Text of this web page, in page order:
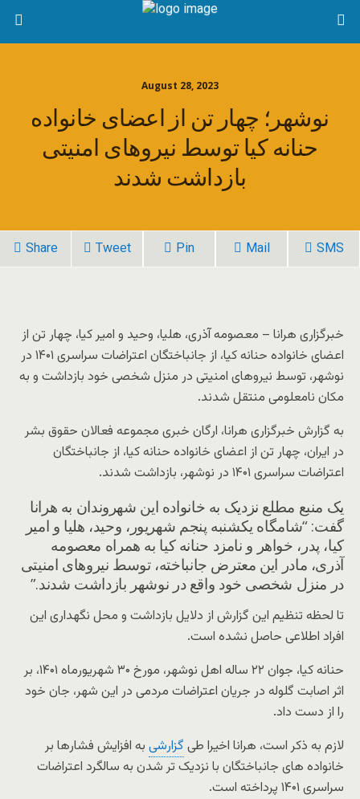
August 28, 2023
نوشهر؛ چهار تن از اعضای خانواده
حنانه کیا توسط نیروهای امنیتی
بازداشت شدند
Share Tweet Pin Mail SMS
خبرگزاری هرانا – معصومه آذری، هلیا، وحید و امیر کیا، چهار تن از
اعضای خانواده حنانه کیا، از جانباختگان اعتراضات سراسری ۱۴۰۱ در
نوشهر، توسط نیروهای امنیتی در منزل شخصی خود بازداشت و به
مکان نامعلومی منتقل شدند.
به گزارش خبرگزاری هرانا، ارگان خبری مجموعه فعالان حقوق بشر
در ایران، چهار تن از اعضای خانواده حنانه کیا، از جانباختگان
اعتراضات سراسری ۱۴۰۱ در نوشهر، بازداشت شدند.
یک منبع مطلع نزدیک به خانواده این شهروندان به هرانا
گفت: “شامگاه یکشنبه پنجم شهریور، وحید، هلیا و امیر
کیا، پدر، خواهر و نامزد حنانه کیا به همراه معصومه
آذری، مادر این معترض جانباخته، توسط نیروهای امنیتی
در منزل شخصی خود واقع در نوشهر بازداشت شدند.”
تا لحظه تنظیم این گزارش از دلایل بازداشت و محل نگهداری این
افراد اطلاعی حاصل نشده است.
حنانه کیا، جوان ۲۲ ساله اهل نوشهر، مورخ ۳۰ شهریورماه ۱۴۰۱، بر
اثر اصابت گلوله در جریان اعتراضات مردمی در این شهر، جان خود
را از دست داد.
لازم به ذکر است، هرانا اخیرا طی گزارشی به افزایش فشارها بر
خانواده های جانباختگان با نزدیک تر شدن به سالگرد اعتراضات
سراسری ۱۴۰۱ پرداخته است.